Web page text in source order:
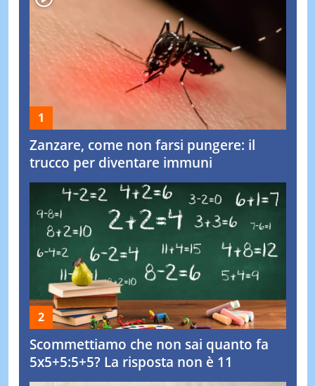
Zanzare, come non farsi pungere: il
trucco per diventare immuni
Scommettiamo che non sai quanto fa
5x5+5:5+5? La risposta non è 11